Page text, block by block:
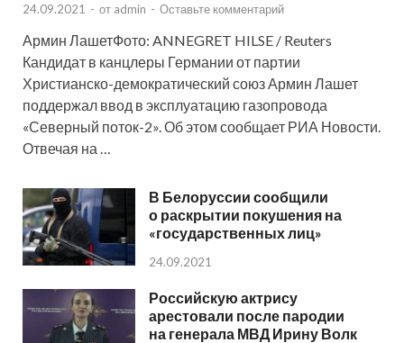
24.09.2021 - от admin - Оставьте комментарий
Армин ЛашетФото: ANNEGRET HILSE / Reuters
Кандидат в канцлеры Германии от партии
Христианско-демократический союз Армин Лашет
поддержал ввод в эксплуатацию газопровода
«Северный поток-2». Об этом сообщает РИА Новости.
Отвечая на …
В Белоруссии сообщили
о раскрытии покушения на
«государственных лиц»
24.09.2021
Российскую актрису
арестовали после пародии
на генерала МВД Ирину Волк